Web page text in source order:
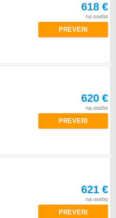
618 €
na osebo
PREVERI
620 €
na osebo
PREVERI
621 €
na osebo
PREVERI